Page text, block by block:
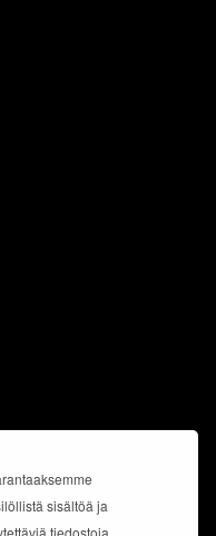
sisältöä ja
tiedostoja.